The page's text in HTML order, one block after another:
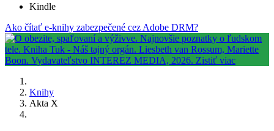
Kindle
Ako čítať e-knihy zabezpečené cez Adobe DRM?
Knihy
Akta X